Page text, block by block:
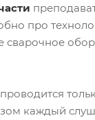
про
сварочное
каждый